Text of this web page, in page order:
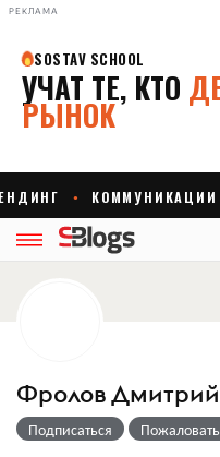
РЕКЛАМА
Фролов Дмитрий
Подписаться